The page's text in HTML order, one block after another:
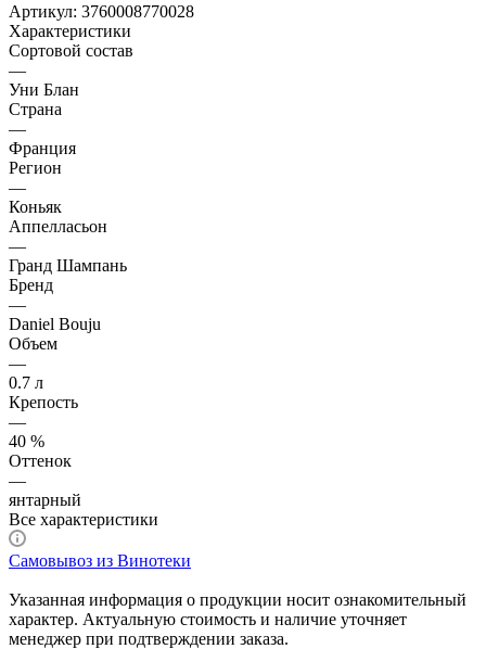
Артикул: 3760008770028
Характеристики
Сортовой состав
—
Уни Блан
Страна
—
Франция
Регион
—
Коньяк
Аппелласьон
—
Гранд Шампань
Бренд
—
Daniel Bouju
Объем
—
0.7 л
Крепость
—
40 %
Оттенок
—
янтарный
Все характеристики
Самовывоз из Винотеки
Указанная информация о продукции носит ознакомительный
характер. Актуальную стоимость и наличие уточняет
менеджер при подтверждении заказа.